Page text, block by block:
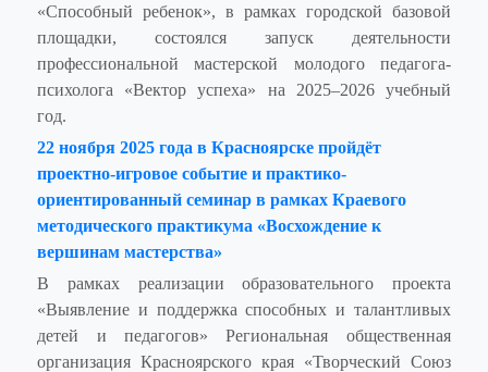
«Способный ребенок», в рамках городской базовой
площадки, состоялся запуск деятельности
профессиональной мастерской молодого педагога-
психолога «Вектор успеха» на 2025–2026 учебный
год.
22 ноября 2025 года в Красноярске пройдёт
проектно-игровое событие и практико-
ориентированный семинар в рамках Краевого
методического практикума «Восхождение к
вершинам мастерства»
В рамках реализации образовательного проекта
«Выявление и поддержка способных и талантливых
детей и педагогов» Региональная общественная
организация Красноярского края «Творческий Союз